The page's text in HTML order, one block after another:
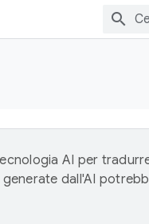
AI per
dall'AI